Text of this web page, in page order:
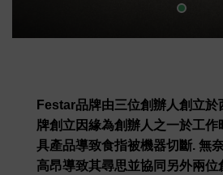
Festar品牌由三位創辦人創立
牌創立因緣為創辦人之一於工
具產品導致食指被機器切斷. 無
高昂導致其尋思並協同另外兩